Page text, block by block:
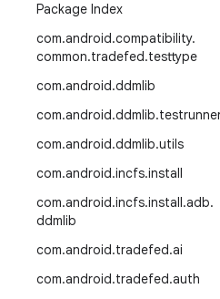
Package Index
com.android.compatibility.
common.tradefed.testtype
com.android.ddmlib
com.android.ddmlib.
com.android.ddmlib.utils
com.android.incfs.install
com.android.incfs.install.adb.
ddmlib
com.android.tradefed.ai
com.android.tradefed.auth